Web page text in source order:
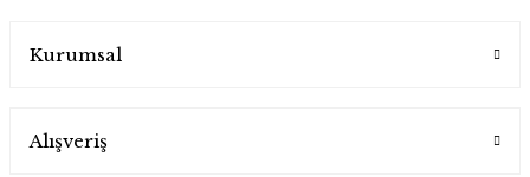
Kurumsal
Alışveriş